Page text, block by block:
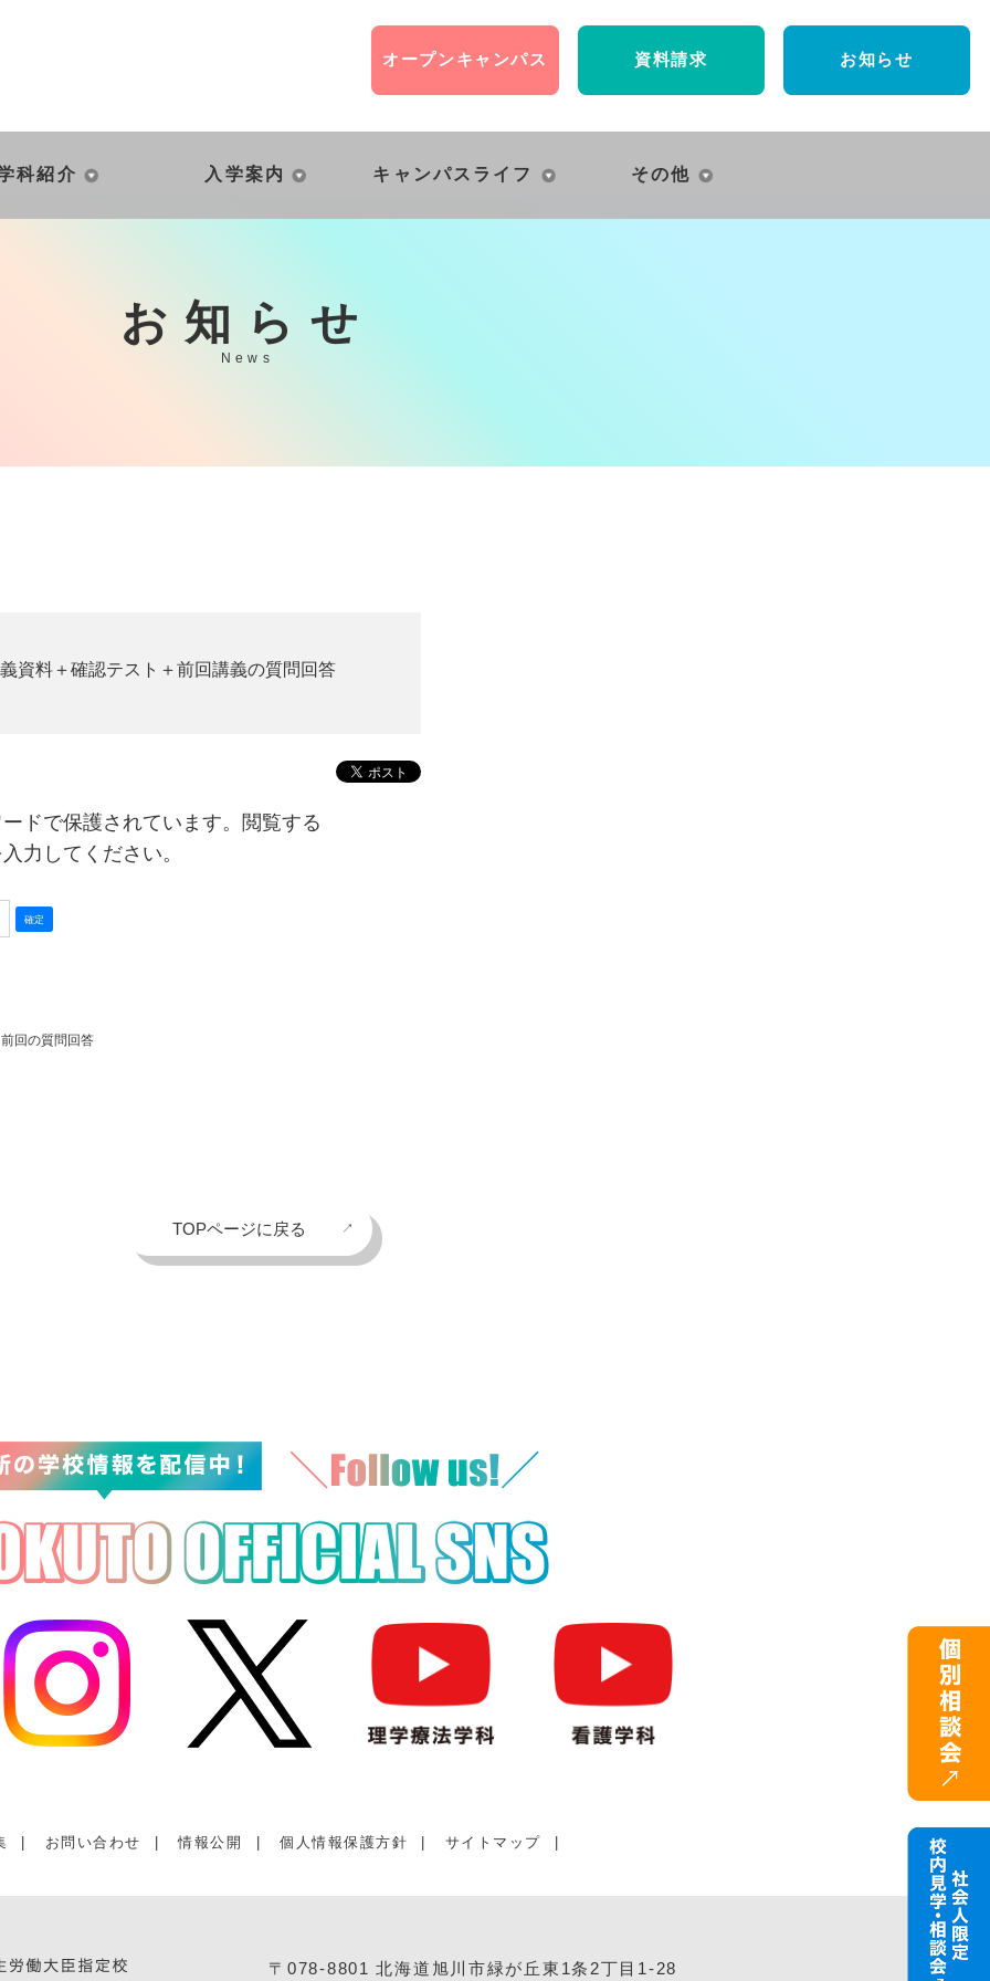
オープンキャンパス 資料請求 お知らせ
科紹介 入学案内 キャンパスライフ その他
お知らせ
News
義資料＋確認テスト＋前回講義の質問回答
ドで保護されています。閲覧する
力してください。
回の質問回答
TOPページに戻る
お問い合わせ 情報公開 個人情報保護方針 サイトマップ
〒078-8801 北海道旭川市緑が丘東1条2丁目1-28